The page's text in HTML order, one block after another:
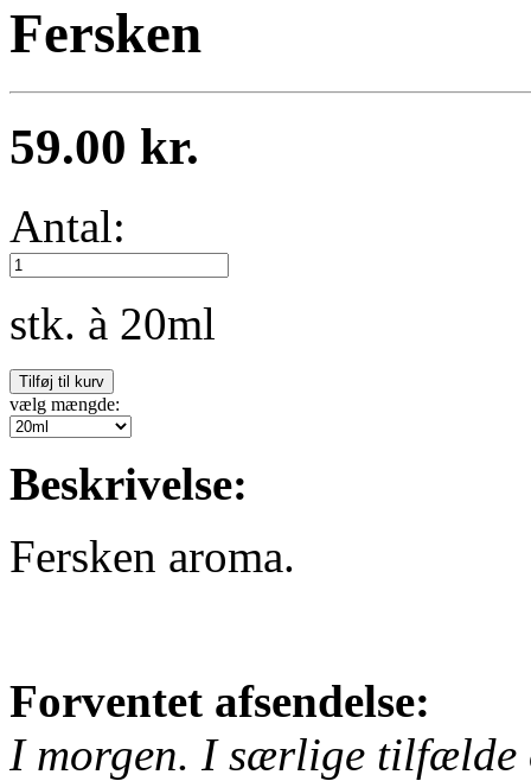
Fersken
59.00 kr.
Antal:
stk. à 20ml
vælg mængde:
Beskrivelse:
Fersken aroma.
Forventet afsendelse:
I morgen. I særlige tilfælde